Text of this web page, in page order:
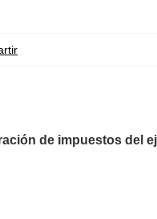
de impuestos del